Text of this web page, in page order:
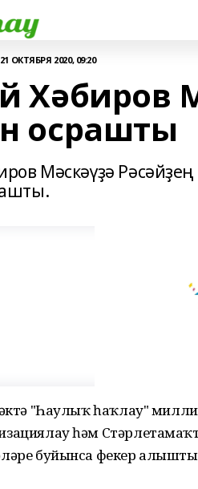
21 ОКТЯБРЯ 2020, 09:20
Хәбиров
осрашты
Мәскәүҙә
"Һаулыҡ һаҡлау"
һәм
буйынса фекер